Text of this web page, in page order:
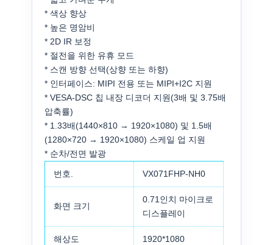
* 색상 향상
* 높은 명암비
* 2D IR 보정
* 절전을 위한 유휴 모드
* 스캔 방향 선택(상향 또는 하향)
* 인터페이스: MIPI 전용 또는 MIPI+I2C 지원
* VESA-DSC 칩 내장 디코더 지원(3배 및 3.75배
압축률)
* 1.33배(1440×810 → 1920×1080) 및 1.5배
(1280×720 → 1920×1080) 스케일 업 지원
* 순차/전면 발광
번호. VX071FHP-NH0
화면 크기
0.71인치 마이크로
디스플레이
해상도 1920*1080